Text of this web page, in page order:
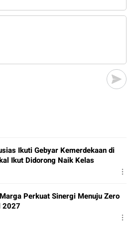
Ikuti Gebyar Kemerdekaan di
Ikut Didorong Naik Kelas
Perkuat Sinergi Menuju Zero
2027